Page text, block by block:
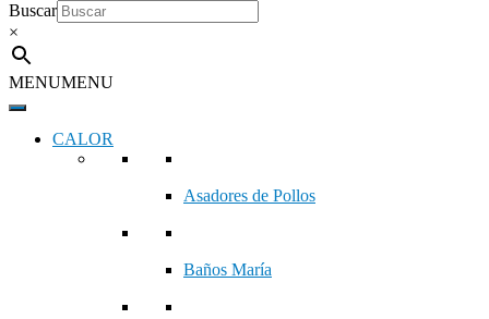
Buscar
×
MENUMENU
CALOR
Asadores de Pollos
Baños María